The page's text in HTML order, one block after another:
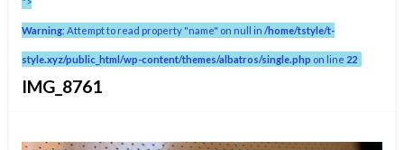
Warning: Attempt to read property "name" on null in/home/tstyle/t-
style.xyz/public_html/wp-content/themes/albatros/single.php on line 22
IMG_8761